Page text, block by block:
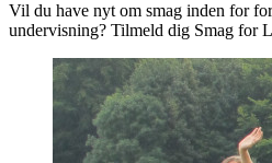
Vil du have nyt om smag inden for
undervisning? Tilmeld dig Smag for